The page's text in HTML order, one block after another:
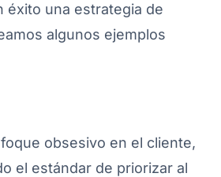
éxito una estrategia de
algunos ejemplos
obsesivo en el cliente,
el estándar de priorizar al